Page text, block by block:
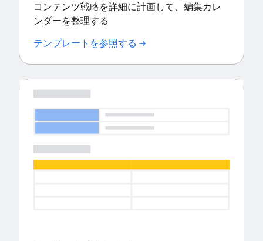
コンテンツ戦略を詳細に計画して、編集カレ
ンダーを整理する
テンプレートを参照する